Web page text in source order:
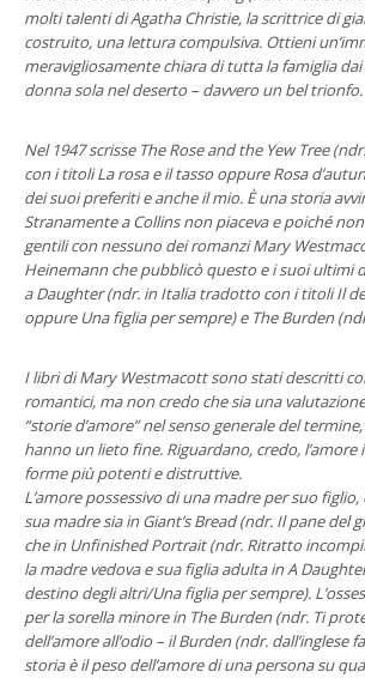
molti talenti di Agatha Christie, la scrittrice di
costruito, una lettura compulsiva. Ottieni
meravigliosamente chiara di tutta la famiglia
donna sola nel deserto – davvero un bel trionfo.
Nel 1947 scrisse The Rose and the Yew Tree
con i titoli La rosa e il tasso oppure Rosa
dei suoi preferiti e anche il mio. È una storia
Stranamente a Collins non piaceva e poiché
gentili con nessuno dei romanzi Mary
Heinemann che pubblicò questo e i suoi ultimi
a Daughter (ndr. in Italia tradotto con i titoli Il
oppure Una figlia per sempre) e The Burden
I libri di Mary Westmacott sono stati descritti
romantici, ma non credo che sia una
“storie d’amore” nel senso generale del
hanno un lieto fine. Riguardano, credo, l’amore
forme più potenti e distruttive.
L’amore possessivo di una madre per suo
sua madre sia in Giant’s Bread (ndr. Il pane del
che in Unfinished Portrait (ndr. Ritratto
la madre vedova e sua figlia adulta in A
destino degli altri/Una figlia per sempre).
per la sorella minore in The Burden (ndr. Ti
dell’amore all’odio – il Burden (ndr. dall’inglese
storia è il peso dell’amore di una persona su